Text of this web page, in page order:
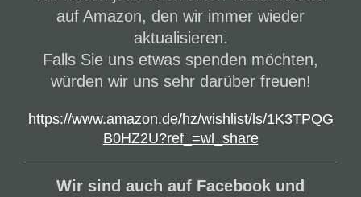
auf Amazon, den wir immer wieder
aktualisieren.
Falls Sie uns etwas spenden möchten,
würden wir uns sehr darüber freuen!
https://www.amazon.de/hz/wishlist/ls/1K3TPQG
B0HZ2U?ref_=wl_share
Wir sind auch auf Facebook und